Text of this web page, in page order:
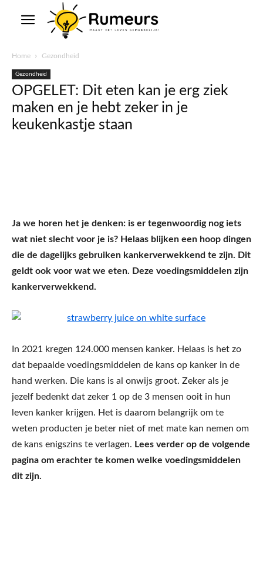
Home Gezondheid
Gezondheid
OPGELET: Dit eten kan je erg ziek
maken en je hebt zeker in je
keukenkastje staan
Ja we horen het je denken: is er tegenwoordig nog iets
wat niet slecht voor je is? Helaas blijken een hoop dingen
die de dagelijks gebruiken kankerverwekkend te zijn. Dit
geldt ook voor wat we eten. Deze voedingsmiddelen zijn
kankerverwekkend.
In 2021 kregen 124.000 mensen kanker. Helaas is het zo
dat bepaalde voedingsmiddelen de kans op kanker in de
hand werken. Die kans is al onwijs groot. Zeker als je
jezelf bedenkt dat zeker 1 op de 3 mensen ooit in hun
leven kanker krijgen. Het is daarom belangrijk om te
weten producten je beter niet of met mate kan nemen om
de kans enigszins te verlagen. Lees verder op de volgende
pagina om erachter te komen welke voedingsmiddelen
dit zijn.